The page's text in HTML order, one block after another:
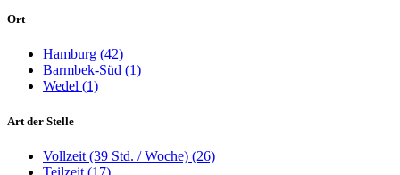
Ort
Hamburg (42)
Barmbek-Süd (1)
Wedel (1)
Art der Stelle
Vollzeit (39 Std. / Woche) (26)
Teilzeit (17)